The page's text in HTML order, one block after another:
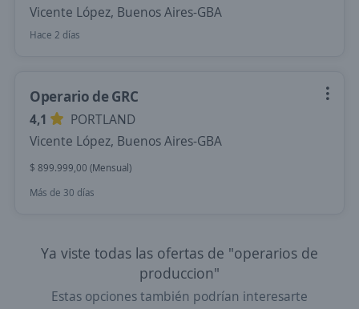
Vicente López, Buenos Aires-GBA
Hace 2 días
Operario de GRC
4,1
PORTLAND
Vicente López, Buenos Aires-GBA
$ 899.999,00 (Mensual)
Más de 30 días
Ya viste todas las ofertas de "operarios de
produccion"
Estas opciones también podrían interesarte